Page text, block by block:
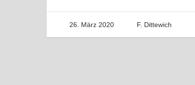
26. März 2020 F. Dittewich